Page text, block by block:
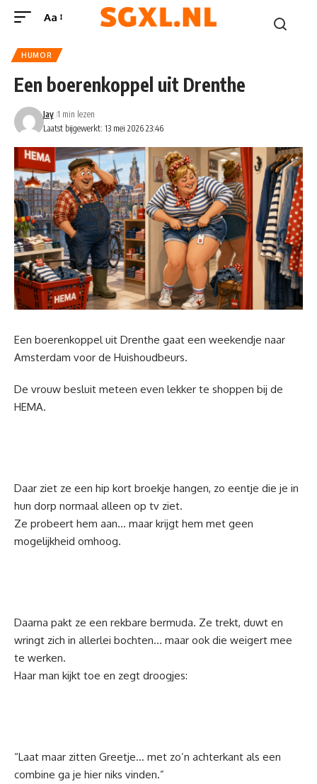
Aa
HUMOR
Een boerenkoppel uit Drenthe
Laatst bijgewerkt: 13 mei 2026 23:46
Jay 1 min lezen
Een boerenkoppel uit Drenthe gaat een weekendje naar
Amsterdam voor de Huishoudbeurs.
De vrouw besluit meteen even lekker te shoppen bij de
HEMA.
Daar ziet ze een hip kort broekje hangen, zo eentje die je in
hun dorp normaal alleen op tv ziet.
Ze probeert hem aan… maar krijgt hem met geen
mogelijkheid omhoog.
Daarna pakt ze een rekbare bermuda. Ze trekt, duwt en
wringt zich in allerlei bochten… maar ook die weigert mee
te werken.
Haar man kijkt toe en zegt droogjes:
“Laat maar zitten Greetje… met zo’n achterkant als een
combine ga je hier niks vinden.”